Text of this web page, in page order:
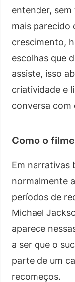
entender,
mais parecido
crescimento,
escolhas que
assiste, isso
criatividade e
conversa com
Como o
Em narrativas
normalmente
períodos de
Michael
aparece
a ser que o
parte de um
recomeços.